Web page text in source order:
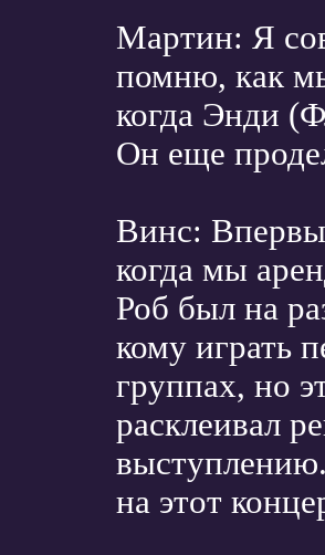
Мартин: Я
помню, как
когда Энди
Он еще
Винс:
когда мы
Роб был на
кому играть
группах, но
расклеивал
на этот